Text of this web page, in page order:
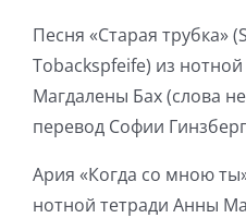
Песня «Старая трубка»
Tobackspfeife) из
Магдалены Бах (слова
перевод Софии
Ария «Когда со мною
нотной тетради Анны